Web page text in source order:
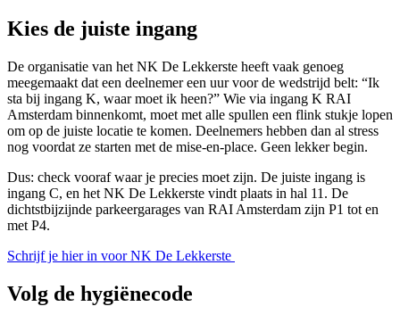
Kies de juiste ingang
De organisatie van het NK De Lekkerste heeft vaak genoeg
meegemaakt dat een deelnemer een uur voor de wedstrijd belt: “Ik
sta bij ingang K, waar moet ik heen?” Wie via ingang K RAI
Amsterdam binnenkomt, moet met alle spullen een flink stukje lopen
om op de juiste locatie te komen. Deelnemers hebben dan al stress
nog voordat ze starten met de mise-en-place. Geen lekker begin.
Dus: check vooraf waar je precies moet zijn. De juiste ingang is
ingang C, en het NK De Lekkerste vindt plaats in hal 11. De
dichtstbijzijnde parkeergarages van RAI Amsterdam zijn P1 tot en
met P4.
Schrijf je hier in voor NK De Lekkerste
Volg de hygiënecode